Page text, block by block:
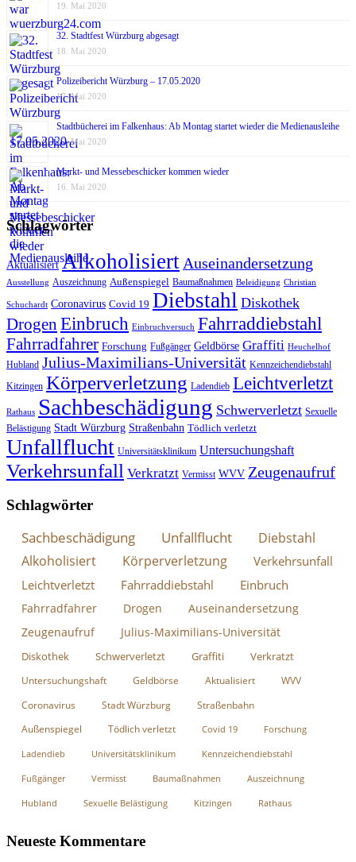
19. Mai 2020
32. Stadtfest Würzburg abgesagt
18. Mai 2020
Polizeibericht Würzburg – 17.05.2020
17. Mai 2020
Stadtbücherei im Falkenhaus: Ab Montag startet wieder die Medienausleihe
17. Mai 2020
Markt- und Messebeschicker kommen wieder
16. Mai 2020
Schlagwörter
Aktualisiert Alkoholisiert Auseinandersetzung
Ausstellung Auszeichnung Außenspiegel Baumaßnahmen Beleidigung Christian
Schuchardt Coronavirus Covid 19 Diebstahl Diskothek
Drogen Einbruch Einbruchversuch Fahrraddiebstahl
Fahrradfahrer Forschung Fußgänger Geldbörse Graffiti Heuchelhof
Hubland Julius-Maximilians-Universität Kennzeichendiebstahl
Kitzingen Körperverletzung Ladendieb Leichtverletzt
Rathaus Sachbeschädigung Schwerverletzt Sexuelle
Belästigung Stadt Würzburg Straßenbahn Tödlich verletzt
Unfallflucht Universitätsklinikum Untersuchungshaft
Verkehrsunfall Verkratzt Vermisst WVV Zeugenaufruf
Schlagwörter
Sachbeschädigung Unfallflucht
Diebstahl
Alkoholisiert
Körperverletzung Verkehrsunfall
Leichtverletzt Fahrraddiebstahl Einbruch
Fahrradfahrer Drogen
Auseinandersetzung
Zeugenaufruf
Julius-Maximilians-Universität
Diskothek Schwerverletzt Graffiti Verkratzt
Untersuchungshaft Geldbörse Aktualisiert
WVV
Coronavirus
Stadt Würzburg Straßenbahn
Außenspiegel Tödlich verletzt Covid 19 Forschung
Ladendieb Universitätsklinikum Kennzeichendiebstahl
Fußgänger Vermisst Baumaßnahmen Auszeichnung
Hubland Sexuelle Belästigung Kitzingen Rathaus
Neueste Kommentare